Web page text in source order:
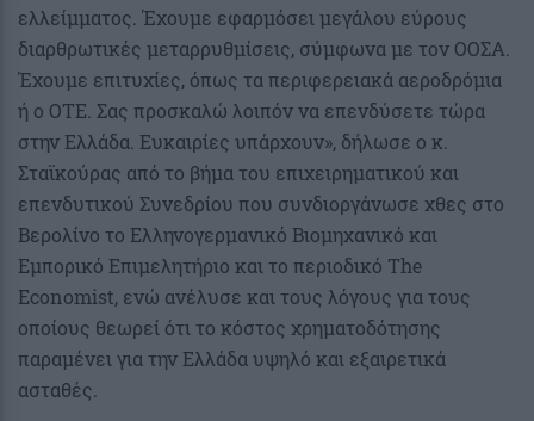
ελλείμματος. Έχουμε εφαρμόσει μεγάλου εύρους
διαρθρωτικές μεταρρυθμίσεις, σύμφωνα με τον ΟΟΣΑ.
Έχουμε επιτυχίες, όπως τα περιφερειακά αεροδρόμια
ή ο ΟΤΕ. Σας προσκαλώ λοιπόν να επενδύσετε τώρα
στην Ελλάδα. Ευκαιρίες υπάρχουν», δήλωσε ο κ.
Σταϊκούρας από το βήμα του επιχειρηματικού και
επενδυτικού Συνεδρίου που συνδιοργάνωσε χθες στο
Βερολίνο το Ελληνογερμανικό Βιομηχανικό και
Εμπορικό Επιμελητήριο και το περιοδικό The
Economist, ενώ ανέλυσε και τους λόγους για τους
οποίους θεωρεί ότι το κόστος χρηματοδότησης
παραμένει για την Ελλάδα υψηλό και εξαιρετικά
ασταθές.